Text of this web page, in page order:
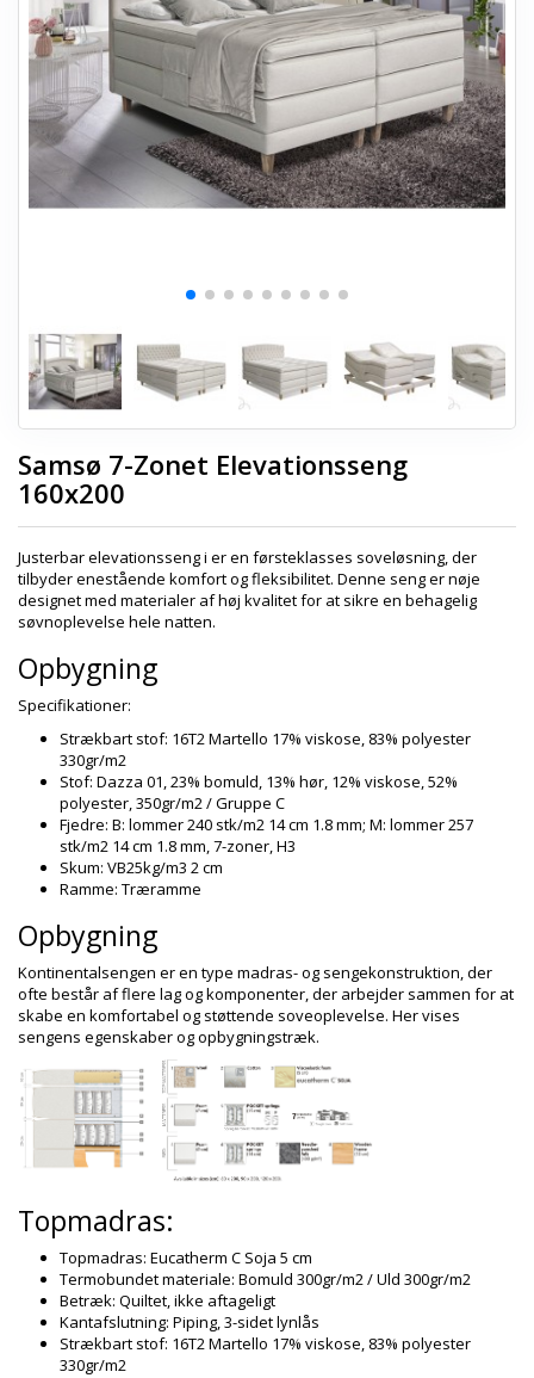
+
ENTREMØBLER
+
HAVEMØBLER
OUTLET
Samsø 7-Zonet Elevationsseng
160x200
Justerbar elevationsseng i er en førsteklasses soveløsning, der
tilbyder enestående komfort og fleksibilitet. Denne seng er nøje
designet med materialer af høj kvalitet for at sikre en behagelig
søvnoplevelse hele natten.
Opbygning
Specifikationer:
Strækbart stof: 16T2 Martello 17% viskose, 83% polyester
330gr/m2
Stof: Dazza 01, 23% bomuld, 13% hør, 12% viskose, 52%
polyester, 350gr/m2 / Gruppe C
Fjedre: B: lommer 240 stk/m2 14 cm 1.8 mm; M: lommer 257
stk/m2 14 cm 1.8 mm, 7-zoner, H3
Skum: VB25kg/m3 2 cm
Ramme: Træramme
Opbygning
Kontinentalsengen er en type madras- og sengekonstruktion, der
ofte består af flere lag og komponenter, der arbejder sammen for at
skabe en komfortabel og støttende soveoplevelse. Her vises
sengens egenskaber og opbygningstræk.
Topmadras:
Topmadras: Eucatherm C Soja 5 cm
Termobundet materiale: Bomuld 300gr/m2 / Uld 300gr/m2
Betræk: Quiltet, ikke aftageligt
Kantafslutning: Piping, 3-sidet lynlås
Strækbart stof: 16T2 Martello 17% viskose, 83% polyester
330gr/m2